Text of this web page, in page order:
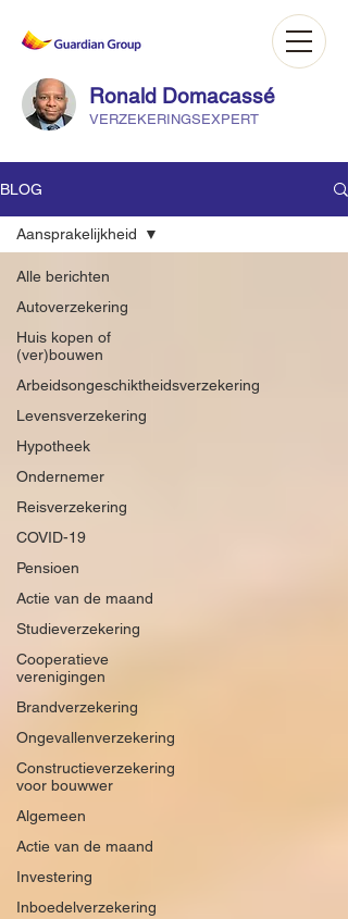
Ronald Domacassé
VERZEKERINGSEXPERT
BLOG
Alle berichten
Autoverzekering
Huis kopen of
(ver)bouwen
Arbeidsongeschiktheidsverzekering
Levensverzekering
Hypotheek
Ondernemer
Reisverzekering
COVID-19
Pensioen
Actie van de maand
Studieverzekering
Cooperatieve
verenigingen
Brandverzekering
Ongevallenverzekering
Constructieverzekering
voor bouwwer
Algemeen
Actie van de maand
Investering
Inboedelverzekering
Aansprakelijkheid